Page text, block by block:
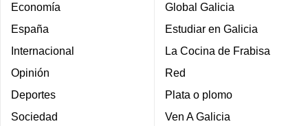
Economía
España
Internacional
Opinión
Deportes
Sociedad
Global Galicia
Estudiar en Galicia
La Cocina de Frabisa
Red
Plata o plomo
Ven A Galicia